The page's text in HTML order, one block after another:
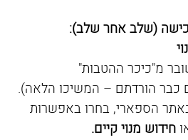
(שלב אחר שלב):
מ"כיכר ההטבות"
באתר הספארי, בחרו באפשרות
חידוש מנוי קיים.